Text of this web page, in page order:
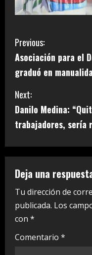
C
o
n
t
i
n
u
e
R
e
Previous:
Asociación para el
graduó en
Next:
Danilo Medina:
trabajadores, sería
Deja una
Tu dirección de
publicada. Los
con *
Comentario *